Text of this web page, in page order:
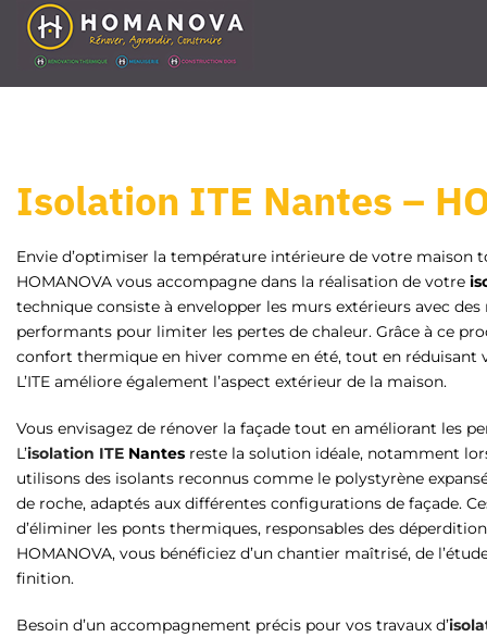
Passer
contenu
Isolation ITE Nantes –
Envie d’optimiser la température intérieure de votre maison
HOMANOVA vous accompagne dans la réalisation de votre
technique consiste à envelopper les murs extérieurs avec
performants pour limiter les pertes de chaleur. Grâce à ce
confort thermique en hiver comme en été, tout en réduisant
L’ITE améliore également l’aspect extérieur de la maison.
Vous envisagez de rénover la façade tout en améliorant les
L’isolation ITE Nantes reste la solution idéale, notamment
utilisons des isolants reconnus comme le polystyrène
de roche, adaptés aux différentes configurations de façade.
d’éliminer les ponts thermiques, responsables des
HOMANOVA, vous bénéficiez d’un chantier maîtrisé, de
finition.
Besoin d’un accompagnement précis pour vos travaux d’